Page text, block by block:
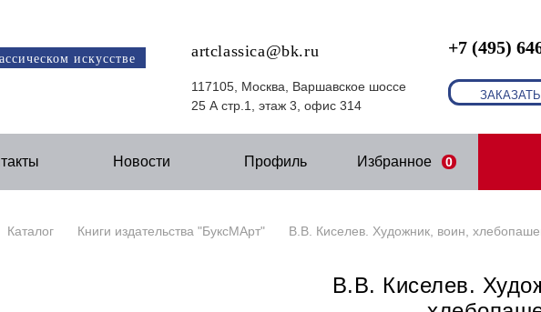
искусстве artclassica@bk.ru
117105, Москва, Варшавское шоссе
25 А стр.1, этаж 3, офис 314
+7 (495)
Новости Профиль Избранное 0
Каталог Книги издательства "БуксМАрт" В.В. Киселев. Художник, воин,
В.В. Киселев.